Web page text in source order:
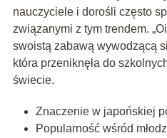
nauczyciele i dorośli często
związanymi z tym trendem.
swoistą zabawą wywodzącą
która przeniknęła do
świecie.
Znaczenie w japońskiej
Popularność wśród